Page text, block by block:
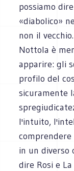
possiamo
«diabolico»
non il
Nottola è
apparire: gli
profilo del
sicuramente
l'intuito,
comprendere
in un diverso
dire Rosi e